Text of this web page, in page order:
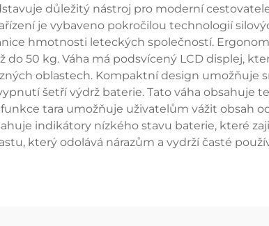
důležitý nástroj pro moderní
je vybaveno pokročilou technologií
hmotnosti leteckých společností.
do 50 kg. Váha má podsvícený LCD displej,
oblastech. Kompaktní design umožňuje
šetří výdrž baterie. Tato váha obsahuje
tara umožňuje uživatelům vážit obsah
indikátory nízkého stavu baterie, které
který odolává nárazům a vydrží časté